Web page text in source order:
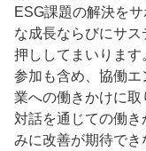
ESG課題の解決を
な成長ならびにサ
押ししてまいりま
参加も含め、協働
業への働きかけに
対話を通じての働
みに改善が期待で